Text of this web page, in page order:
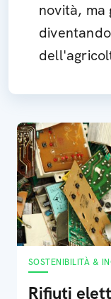
novità, ma
SOSTENIBILITÀ &
Rifiuti